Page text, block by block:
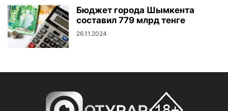
Бюджет города Шымкента
составил 779 млрд тенге
26.11.2024